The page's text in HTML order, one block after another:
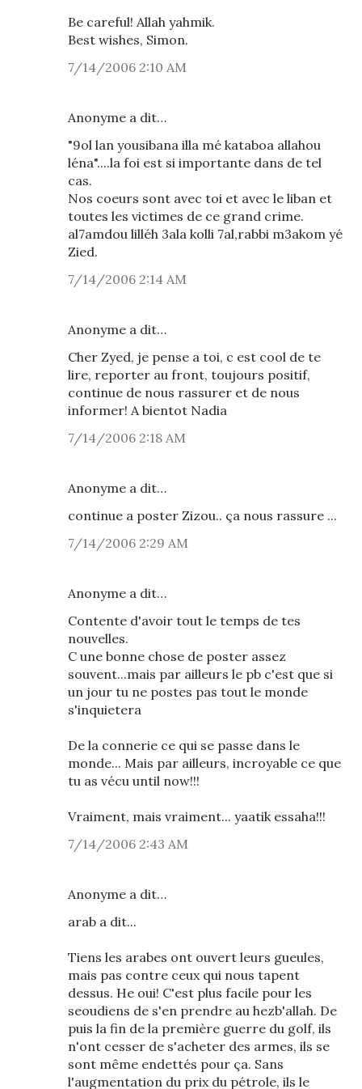
Be careful! Allah yahmik.
Best wishes, Simon.
7/14/2006 2:10 AM
Anonyme a dit…
"9ol lan yousibana illa mé kataboa allahou
léna"....la foi est si importante dans de tel
cas.
Nos coeurs sont avec toi et avec le liban et
toutes les victimes de ce grand crime.
al7amdou lilléh 3ala kolli 7al,rabbi m3akom yé
Zied.
7/14/2006 2:14 AM
Anonyme a dit…
Cher Zyed, je pense a toi, c est cool de te
lire, reporter au front, toujours positif,
continue de nous rassurer et de nous
informer! A bientot Nadia
7/14/2006 2:18 AM
Anonyme a dit…
continue a poster Zizou.. ça nous rassure ...
7/14/2006 2:29 AM
Anonyme a dit…
Contente d'avoir tout le temps de tes
nouvelles.
C une bonne chose de poster assez
souvent...mais par ailleurs le pb c'est que si
un jour tu ne postes pas tout le monde
s'inquietera
De la connerie ce qui se passe dans le
monde... Mais par ailleurs, incroyable ce que
tu as vécu until now!!!
Vraiment, mais vraiment... yaatik essaha!!!
7/14/2006 2:43 AM
Anonyme a dit…
arab a dit...
Tiens les arabes ont ouvert leurs gueules,
mais pas contre ceux qui nous tapent
dessus. He oui! C'est plus facile pour les
seoudiens de s'en prendre au hezb'allah. De
puis la fin de la première guerre du golf, ils
n'ont cesser de s'acheter des armes, ils se
sont même endettés pour ça. Sans
l'augmentation du prix du pétrole, ils le